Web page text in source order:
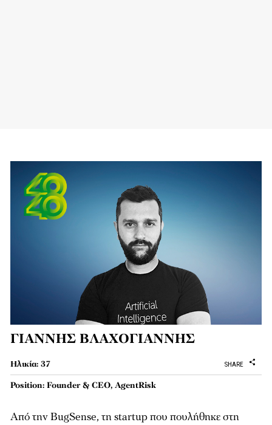
ΓΙΑΝΝΗΣ ΒΛΑΧΟΓΙΑΝΝΗΣ
SHARE
Ηλικία: 37
Position: Founder & CEO, AgentRisk
Από την BugSense, τη startup που πουλήθηκε στη